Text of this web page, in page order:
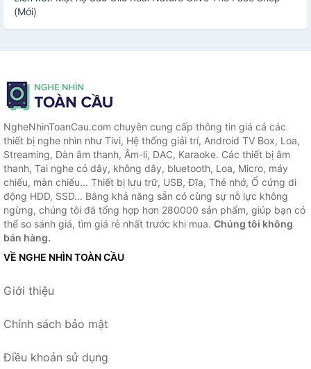
(Mới)
NgheNhinToanCau.com chuyên cung cấp thông tin giá cả các
thiết bị nghe nhìn như Tivi, Hệ thống giải trí, Android TV Box, Loa,
Streaming, Dàn âm thanh, Âm-li, DAC, Karaoke. Các thiết bị âm
thanh, Tai nghe có dây, không dây, bluetooth, Loa, Micro, máy
chiếu, màn chiếu... Thiết bị lưu trữ, USB, Đĩa, Thẻ nhớ, Ổ cứng di
động HDD, SSD... Bằng khả năng sẵn có cùng sự nỗ lực không
ngừng, chúng tôi đã tổng hợp hơn 280000 sản phẩm, giúp bạn có
thể so sánh giá, tìm giá rẻ nhất trước khi mua. Chúng tôi không
bán hàng.
VỀ NGHE NHÌN TOÀN CẦU
Giới thiệu
Chính sách bảo mật
Điều khoản sử dụng